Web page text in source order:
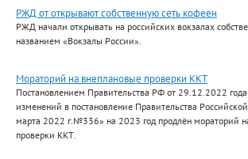
РЖД от открывают собственную сеть кофеен
РЖД начали открывать на российских вокзалах
названием «Вокзалы России».
Мораторий на внеплановые проверки ККТ
Постановлением Правительства РФ от 29.12.2022
изменений в постановление Правительства
марта 2022 г.№336» на 2023 год продлён мораторий
проверки ККТ.